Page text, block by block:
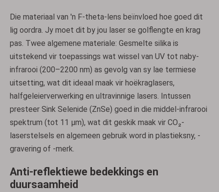
Die materiaal van 'n F-theta-lens beïnvloed hoe goed dit
lig oordra. Jy moet dit by jou laser se golflengte en krag
pas. Twee algemene materiale: Gesmelte silika is
uitstekend vir toepassings wat wissel van UV tot naby-
infrarooi (200–2200 nm) as gevolg van sy lae termiese
uitsetting, wat dit ideaal maak vir hoëkraglasers,
halfgeleierverwerking en ultravinnige lasers. Intussen
presteer Sink Selenide (ZnSe) goed in die middel-infrarooi
spektrum (tot 11 µm), wat dit geskik maak vir CO₂-
laserstelsels en algemeen gebruik word in plastieksny, -
gravering of -merk.
Anti-reflektiewe bedekkings en
duursaamheid